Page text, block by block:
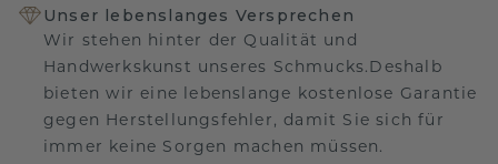
Unser lebenslanges Versprechen
Wir stehen hinter der Qualität und
Handwerkskunst unseres Schmucks.Deshalb
bieten wir eine lebenslange kostenlose Garantie
gegen Herstellungsfehler, damit Sie sich für
immer keine Sorgen machen müssen.